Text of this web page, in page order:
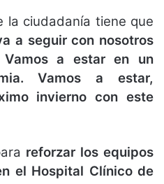
la ciudadanía tiene que
a seguir con nosotros
Vamos a estar en un
Vamos a estar,
invierno con este
reforzar los equipos
el Hospital Clínico de